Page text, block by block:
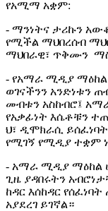
የአሚማ አቋም:
- ማንነትና ታሪኩን
የሚችል ማህበረሰብ
ማህበራዊ፣ ጥቅሙን
- የአማራ ሚዲያ
ወገናችንን አንድነቱን
መብቱን አስከብሮ፤
የአቃፊነት እሴቶቹን
ህ፣ ዲሞክራሲ ይሰፈነባት
የሚገኝ የሚዲያ ተቋም
- አማራ ሚዲያ ማዕከል
ጊዜ ያዳበሩትን
ከዳር እሰከዳር
አያደረገ ይገኛል።